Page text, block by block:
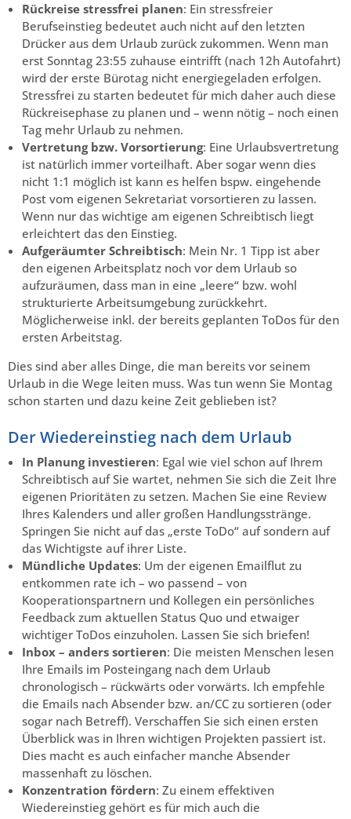
Rückreise stressfrei planen: Ein stressfreier
Berufseinstieg bedeutet auch nicht auf den letzten
Drücker aus dem Urlaub zurück zukommen. Wenn man
erst Sonntag 23:55 zuhause eintrifft (nach 12h Autofahrt)
wird der erste Bürotag nicht energiegeladen erfolgen.
Stressfrei zu starten bedeutet für mich daher auch diese
Rückreisephase zu planen und – wenn nötig – noch einen
Tag mehr Urlaub zu nehmen.
Vertretung bzw. Vorsortierung: Eine Urlaubsvertretung
ist natürlich immer vorteilhaft. Aber sogar wenn dies
nicht 1:1 möglich ist kann es helfen bspw. eingehende
Post vom eigenen Sekretariat vorsortieren zu lassen.
Wenn nur das wichtige am eigenen Schreibtisch liegt
erleichtert das den Einstieg.
Aufgeräumter Schreibtisch: Mein Nr. 1 Tipp ist aber
den eigenen Arbeitsplatz noch vor dem Urlaub so
aufzuräumen, dass man in eine „leere“ bzw. wohl
strukturierte Arbeitsumgebung zurückkehrt.
Möglicherweise inkl. der bereits geplanten ToDos für den
ersten Arbeitstag.
Dies sind aber alles Dinge, die man bereits vor seinem
Urlaub in die Wege leiten muss. Was tun wenn Sie Montag
schon starten und dazu keine Zeit geblieben ist?
Der Wiedereinstieg nach dem Urlaub
In Planung investieren: Egal wie viel schon auf Ihrem
Schreibtisch auf Sie wartet, nehmen Sie sich die Zeit Ihre
eigenen Prioritäten zu setzen. Machen Sie eine Review
Ihres Kalenders und aller großen Handlungsstränge.
Springen Sie nicht auf das „erste ToDo“ auf sondern auf
das Wichtigste auf ihrer Liste.
Mündliche Updates: Um der eigenen Emailflut zu
entkommen rate ich – wo passend – von
Kooperationspartnern und Kollegen ein persönliches
Feedback zum aktuellen Status Quo und etwaiger
wichtiger ToDos einzuholen. Lassen Sie sich briefen!
Inbox – anders sortieren: Die meisten Menschen lesen
Ihre Emails im Posteingang nach dem Urlaub
chronologisch – rückwärts oder vorwärts. Ich empfehle
die Emails nach Absender bzw. an/CC zu sortieren (oder
sogar nach Betreff). Verschaffen Sie sich einen ersten
Überblick was in Ihren wichtigen Projekten passiert ist.
Dies macht es auch einfacher manche Absender
massenhaft zu löschen.
Konzentration fördern: Zu einem effektiven
Wiedereinstieg gehört es für mich auch die